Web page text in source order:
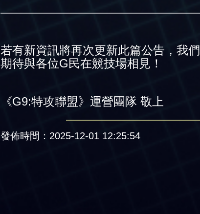
若有新資訊將再次更新此篇公告，我
期待與各位G民在競技場相見！
《G9:特攻聯盟》運營團隊 敬上
發佈時間：2025-12-01 12:25:54